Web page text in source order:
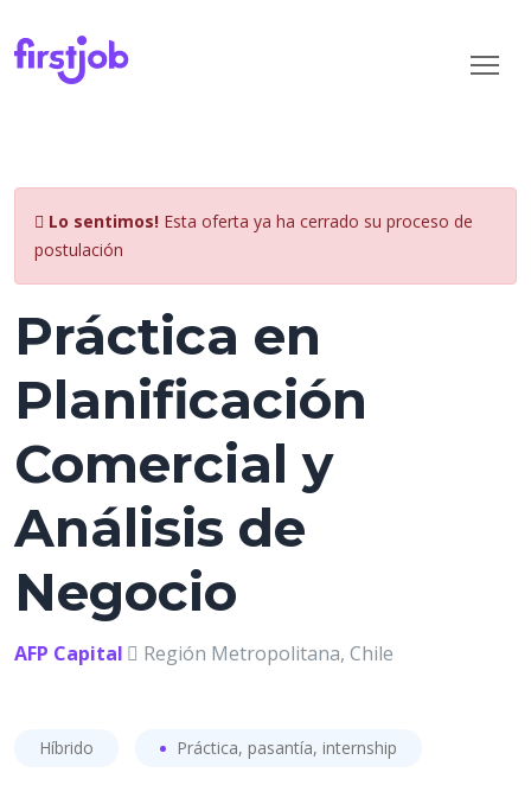
Lo sentimos! Esta oferta ya ha cerrado su proceso de
postulación
Práctica en
Planificación
Comercial y
Análisis de
Negocio
AFP Capital Región Metropolitana, Chile
Híbrido Práctica, pasantía, internship